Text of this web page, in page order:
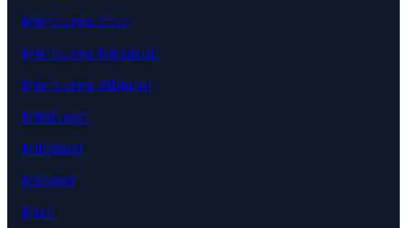
Miercurea Ciuc
Miercurea Nirajului
Miercurea Sibiului
Mihăilești
Milișăuți
Mioveni
Mizil